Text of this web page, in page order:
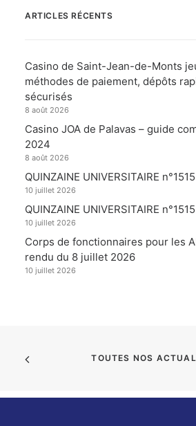
ARTICLES RÉCENTS
Casino de Saint-Jean-de-Monts
méthodes de paiement, dépôts
sécurisés
8 août 2026
Casino JOA de Palavas – guide
2024
8 août 2026
QUINZAINE UNIVERSITAIRE n°1515
10 juillet 2026
QUINZAINE UNIVERSITAIRE
10 juillet 2026
Corps de fonctionnaires pour les
rendu du 8 juillet 2026
10 juillet 2026
TOUTES NOS